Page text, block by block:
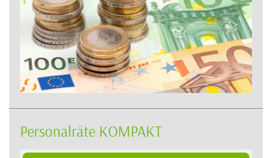
Personalräte KOMPAKT